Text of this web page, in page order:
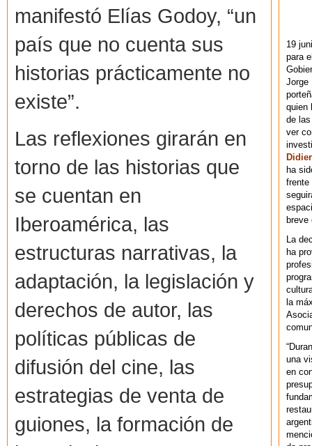
manifestó Elías Godoy, “un
país que no cuenta sus
historias prácticamente no
existe”.
Las reflexiones girarán en
torno de las historias que
se cuentan en
Iberoamérica, las
estructuras narrativas, la
adaptación, la legislación y
derechos de autor, las
políticas públicas de
difusión del cine, las
estrategias de venta de
guiones, la formación de
19
para
Jorge
quien
de
ver
Didier
ha
frente
breve
La
ha
la
una
en